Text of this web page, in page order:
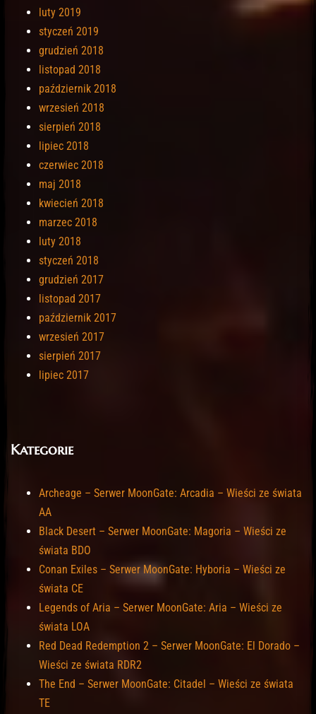
luty 2019
styczeń 2019
grudzień 2018
listopad 2018
październik 2018
wrzesień 2018
sierpień 2018
lipiec 2018
czerwiec 2018
maj 2018
kwiecień 2018
marzec 2018
luty 2018
styczeń 2018
grudzień 2017
listopad 2017
październik 2017
wrzesień 2017
sierpień 2017
lipiec 2017
Kategorie
Archeage – Serwer MoonGate: Arcadia – Wieści ze świata
AA
Black Desert – Serwer MoonGate: Magoria – Wieści ze
świata BDO
Conan Exiles – Serwer MoonGate: Hyboria – Wieści ze
świata CE
Legends of Aria – Serwer MoonGate: Aria – Wieści ze
świata LOA
Red Dead Redemption 2 – Serwer MoonGate: El Dorado –
Wieści ze świata RDR2
The End – Serwer MoonGate: Citadel – Wieści ze świata
TE